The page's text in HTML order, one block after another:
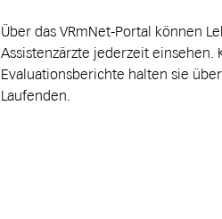
Über das VRmNet-Portal können
Assistenzärzte jederzeit einsehen.
Evaluationsberichte halten sie
Laufenden.